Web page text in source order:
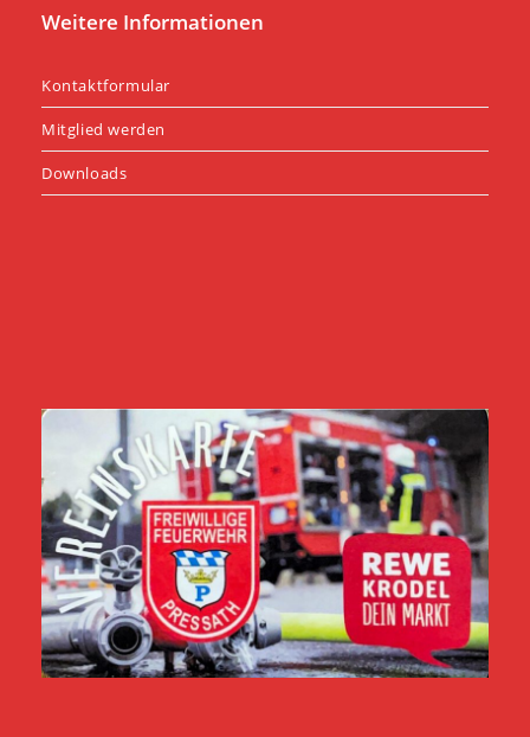
Weitere Informationen
Kontaktformular
Mitglied werden
Downloads